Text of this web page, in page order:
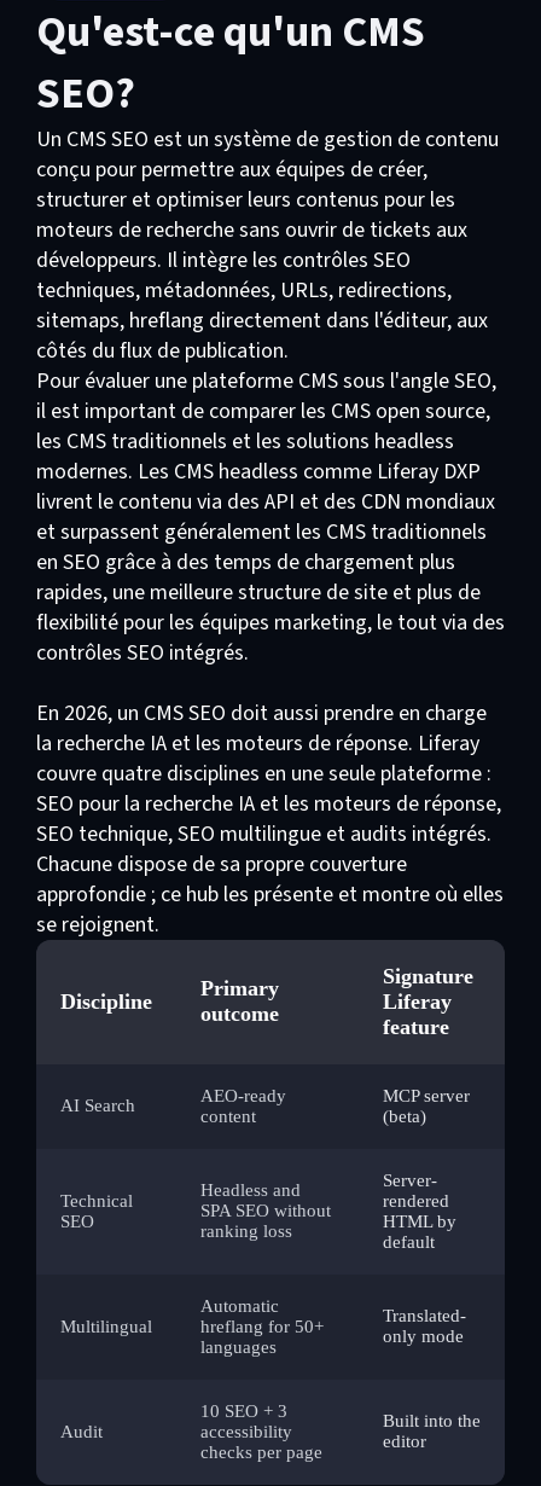
Discipline
Primary
outcome
Signature
Liferay
feature
AI Search
AEO-ready
content
MCP server
(beta)
Technical
SEO
Headless and
SPA SEO without
ranking loss
Server-
rendered
HTML by
default
Multilingual
Automatic
hreflang for 50+
languages
Translated-
only mode
Audit
10 SEO + 3
accessibility
checks per page
Built into the
editor
Qu'est-ce qu'un CMS
SEO?
Un CMS SEO est un système de gestion de contenu
conçu pour permettre aux équipes de créer,
structurer et optimiser leurs contenus pour les
moteurs de recherche sans ouvrir de tickets aux
développeurs. Il intègre les contrôles SEO
techniques, métadonnées, URLs, redirections,
sitemaps, hreflang directement dans l'éditeur, aux
côtés du flux de publication.
Pour évaluer une plateforme CMS sous l'angle SEO,
il est important de comparer les CMS open source,
les CMS traditionnels et les solutions headless
modernes. Les CMS headless comme Liferay DXP
livrent le contenu via des API et des CDN mondiaux
et surpassent généralement les CMS traditionnels
en SEO grâce à des temps de chargement plus
rapides, une meilleure structure de site et plus de
flexibilité pour les équipes marketing, le tout via des
contrôles SEO intégrés.
En 2026, un CMS SEO doit aussi prendre en charge
la recherche IA et les moteurs de réponse. Liferay
couvre quatre disciplines en une seule plateforme :
SEO pour la recherche IA et les moteurs de réponse,
SEO technique, SEO multilingue et audits intégrés.
Chacune dispose de sa propre couverture
approfondie ; ce hub les présente et montre où elles
se rejoignent.